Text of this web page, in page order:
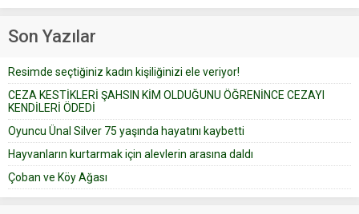
Çoban koyunları alır gider. Aylar...
Prudence’ isimli tavsiye köşesine
yapıştırdığı için düğünden...
Son Yazılar
Resimde seçtiğiniz kadın kişiliğinizi ele veriyor!
CEZA KESTİKLERİ ŞAHSIN KİM OLDUĞUNU ÖĞRENİNCE CEZAYI
KENDİLERİ ÖDEDİ
Oyuncu Ünal Silver 75 yaşında hayatını kaybetti
Hayvanların kurtarmak için alevlerin arasına daldı
Çoban ve Köy Ağası